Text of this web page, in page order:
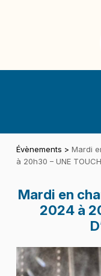
Évènements > Mardi
à 20h30 – UNE
Mardi en
2024 à